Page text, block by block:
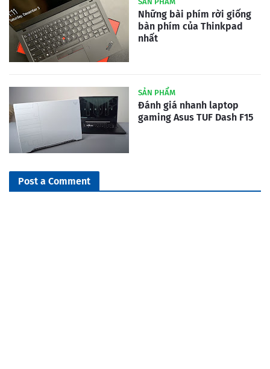
Những bài phím rời giống
bàn phím của Thinkpad
nhất
SẢN PHẨM
Đánh giá nhanh laptop
gaming Asus TUF Dash F15
Post a Comment